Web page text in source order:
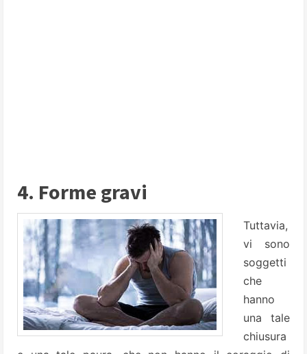
4. Forme gravi
Tuttavia,
vi sono
soggetti
che
hanno
una tale
chiusura